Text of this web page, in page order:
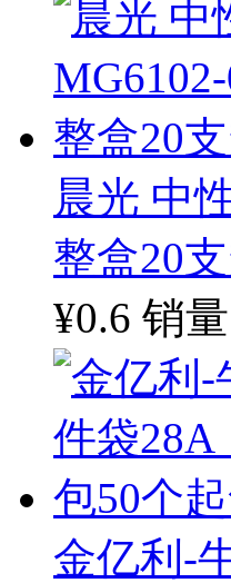
晨光 中
整盒20支
¥0.6 销
金亿利-